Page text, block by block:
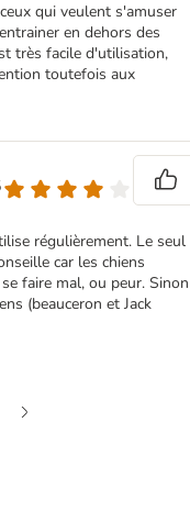
qui veulent s'amuser
en dehors des
très facile d'utilisation,
toutefois aux
régulièrement. Le seul
car les chiens
faire mal, ou peur. Sinon
(beauceron et Jack